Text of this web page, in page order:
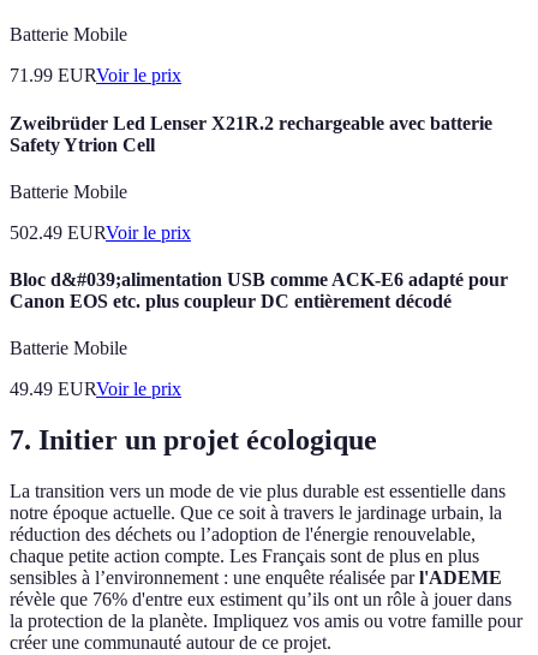
Batterie Mobile
71.99 EURVoir le prix
Zweibrüder Led Lenser X21R.2 rechargeable avec batterie
Safety Ytrion Cell
Batterie Mobile
502.49 EURVoir le prix
Bloc d&#039;alimentation USB comme ACK-E6 adapté pour
Canon EOS etc. plus coupleur DC entièrement décodé
Batterie Mobile
49.49 EURVoir le prix
7. Initier un projet écologique
La transition vers un mode de vie plus durable est essentielle dans
notre époque actuelle. Que ce soit à travers le jardinage urbain, la
réduction des déchets ou l’adoption de l'énergie renouvelable,
chaque petite action compte. Les Français sont de plus en plus
sensibles à l’environnement : une enquête réalisée parl'ADEME
révèle que 76% d'entre eux estiment qu’ils ont un rôle à jouer dans
la protection de la planète. Impliquez vos amis ou votre famille pour
créer une communauté autour de ce projet.